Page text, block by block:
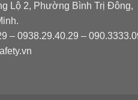
Lộ 2, Phường Bình Trị Đông,
– 0938.29.40.29 –